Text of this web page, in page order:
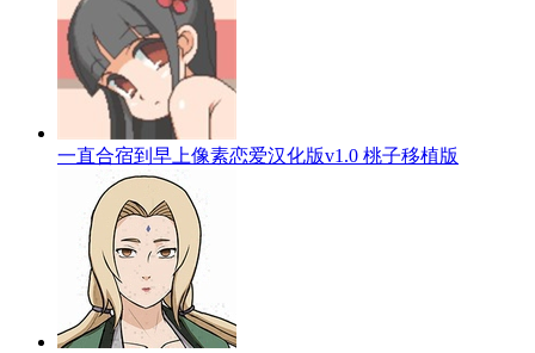
一直合宿到早上像素恋爱汉化版v1.0 桃子移植版